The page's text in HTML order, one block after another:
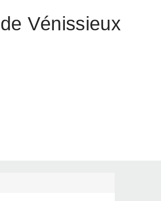
Vénissieux